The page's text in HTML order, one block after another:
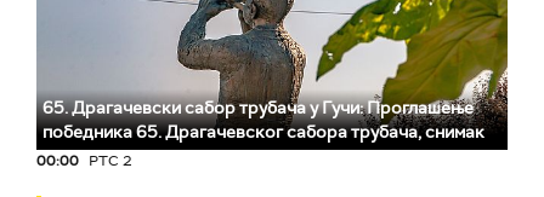
65. Драгачевски сабор трубача у Гучи: Проглашење
победника 65. Драгачевског сабора трубача, снимак
00:00 РТС 2